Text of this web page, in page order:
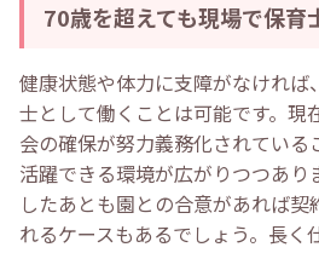
70歳を超えても現場で保育
健康状態や体力に支障がなければ
士として働くことは可能です。現
会の確保が努力義務化されている
活躍できる環境が広がりつつあり
したあとも園との合意があれば契
れるケースもあるでしょう。長く